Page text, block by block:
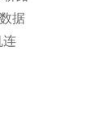
据
连